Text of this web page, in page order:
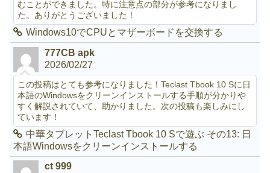
むことができました。特に注意点の部分が参考になりまし
た。ありがとうございました！
Windows10でCPUとマザーボードを交換する
777CB apk
2026/02/27
この投稿はとても参考になりました！Teclast Tbook 10 Sに日
本語のWindowsをクリーンインストールする手順が分かりや
すく解説されていて、助かりました。次の投稿も楽しみにし
ています！
中華タブレットTeclast Tbook 10 Sで遊ぶ その13: 日
本語Windowsをクリーンインストールする
ct 999